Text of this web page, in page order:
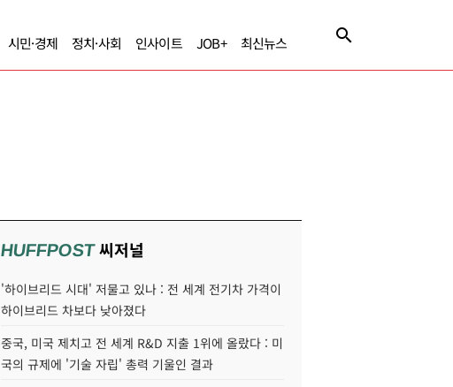
시민·경제 정치·사회 인사이트 JOB+ 최신뉴스
HUFFPOST씨저널
'하이브리드 시대' 저물고 있나 : 전 세계 전기차 가격이
하이브리드 차보다 낮아졌다
중국, 미국 제치고 전 세계 R&D 지출 1위에 올랐다 : 미
국의 규제에 '기술 자립' 총력 기울인 결과